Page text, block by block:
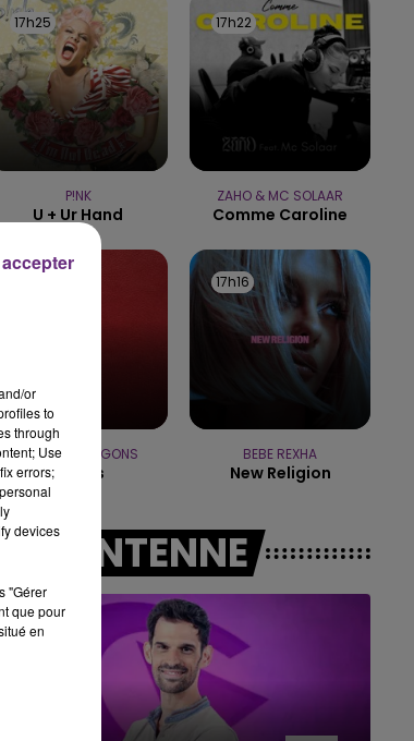
11h00 - 16h00
LE WEEK-END CHAMPAGNE FM
17h25
17h25
P!NK
U + Ur Hand
17h22
17h22
ZAHO & MC SOLAAR
Comme Caroline
IMAGINE DRAGONS
Waves
17h16
17h16
BEBE REXHA
New Religion
L'ANTENNE
or
to
through
Use
errors;
devices
"Gérer
que pour
en